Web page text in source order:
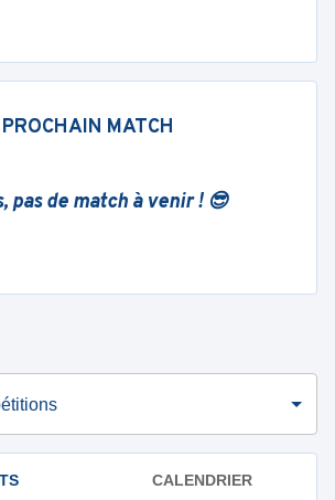
PROCHAIN MATCH
pas de match à venir ! 😎
CALENDRIER